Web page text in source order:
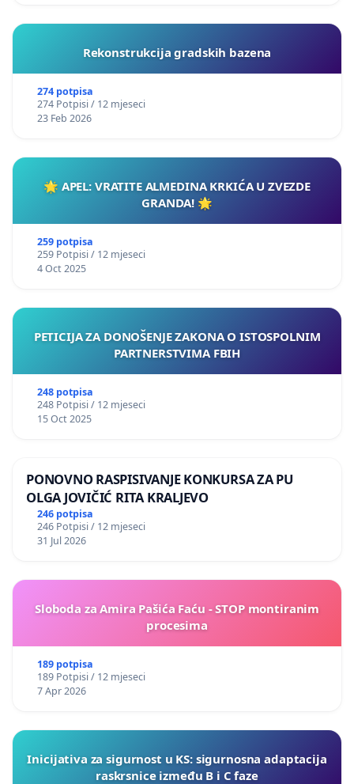
Rekonstrukcija gradskih bazena
274 potpisa
274 Potpisi / 12 mjeseci
23 Feb 2026
🌟 APEL: VRATITE ALMEDINA KRKIĆA U ZVEZDE
GRANDA! 🌟
259 potpisa
259 Potpisi / 12 mjeseci
4 Oct 2025
PETICIJA ZA DONOŠENJE ZAKONA O ISTOSPOLNIM
PARTNERSTVIMA FBIH
248 potpisa
248 Potpisi / 12 mjeseci
15 Oct 2025
PONOVNO RASPISIVANJE KONKURSA ZA PU
OLGA JOVIČIĆ RITA KRALJEVO
246 potpisa
246 Potpisi / 12 mjeseci
31 Jul 2026
Sloboda za Amira Pašića Faću - STOP montiranim
procesima
189 potpisa
189 Potpisi / 12 mjeseci
7 Apr 2026
Inicijativa za sigurnost u KS: sigurnosna adaptacija
raskrsnice između B i C faze